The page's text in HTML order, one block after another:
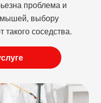
проблема и
мышей, выбору
такого соседства.